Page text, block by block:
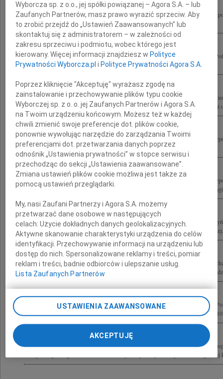
Społeczność chińska, głęboko poruszona tragiczną śmiercią Prezydenta
Kaczyńskiego Jego Żony Pani Marii Kaczyńskiej oraz Wszystkich Osób które...
W najgłębszym bólu żegnamy Lecha Kaczyńskiego Prezydenta Rzeczypospolitej
oraz Wszystkie Ofiary tragedii pod Smoleńskiem Wyrazy żalu i współczucia...
Zarząd Towarzystwa Przyjaciół Dzieci Ulicy "Przywrócić Dzieciństwo? im. K.
wychowankowie Kazimierza Lisieckiego w kraju i za granicą oraz dzieci i
Z wielkim żalem żegnamy Pana Profesora Lecha Kaczyńskiego Prezydenta
jednocześnie wybitnego specjalistę prawa pracy, który wniósł istotny, twórczy...
Z wielkim żalem żegnamy Pana Profesora Lecha Kaczyńskiego Prezydenta
jednocześnie wybitnego specjalistę prawa pracy, który wniósł istotny, twórczy i
10 kwietnia 2010 roku w katastrofie lotniczej pod Smoleńskiem zginęli Lech
Polskiej bp gen. ks. Tadeusz Płoski Ordynariusz Polowy Wojska Polskiego
Z ogromnym żalem i smutkiem żegnamy Prezydenta Rzeczypospolitej Polskiej
Marię Kaczyńską oraz Wszystkie Ofiary katastrofy lotniczej pod Smoleńskiem
Z głębokim żalem przyjęliśmy wiadomość o śmierci Prezydenta Rzeczypospolitej
wraz z Małżonką oraz pozostałych Ofiar katastrofy lotniczej z dnia 10 kwietnia
Z wielkim żalem przyjęliśmy wiadomość o tragicznej śmierci Prezydenta
Kaczyńskiego i Jego Małżonki Marii Kaczyńskiej oraz pozostałych Ofiar tragicznej
Wyborcza sp. z o.o., jej spółki powiązanej – Agora S.A. – lub
Zaufanych Partnerów, masz prawo wyrazić sprzeciw. Aby
to zrobić przejdź do „Ustawień Zaawansowanych” lub
skontaktuj się z administratorem – w zależności od
zakresu sprzeciwu i podmiotu, wobec którego jest
kierowany. Więcej informacji znajdziesz w Polityce
Prywatności Wyborcza.pl i Polityce Prywatności Agora S.A.
Poprzez kliknięcie "Akceptuję" wyrażasz zgodę na
zainstalowanie i przechowywanie plików typu cookie
Wyborczej sp. z o. o. jej Zaufanych Partnerów i Agora S.A.
na Twoim urządzeniu końcowym. Możesz też w każdej
chwili zmienić swoje preferencje dot. plików cookie,
ponownie wywołując narzędzie do zarządzania Twoimi
preferencjami dot. przetwarzania danych poprzez
odnośnik „Ustawienia prywatności” w stopce serwisu i
przechodząc do sekcji „Ustawienia zaawansowane”.
Zmiana ustawień plików cookie możliwa jest także za
pomocą ustawień przeglądarki.
My, nasi Zaufani Partnerzy i Agora S.A. możemy
przetwarzać dane osobowe w następujących
celach:Użycie dokładnych danych geolokalizacyjnych.
Aktywne skanowanie charakterystyki urządzenia do celów
identyfikacji. Przechowywanie informacji na urządzeniu lub
dostęp do nich. Spersonalizowane reklamy i treści, pomiar
reklam i treści, badnie odbiorców i ulepszanie usług.
Lista Zaufanych Partnerów
USTAWIENIA ZAAWANSOWANE
AKCEPTUJĘ